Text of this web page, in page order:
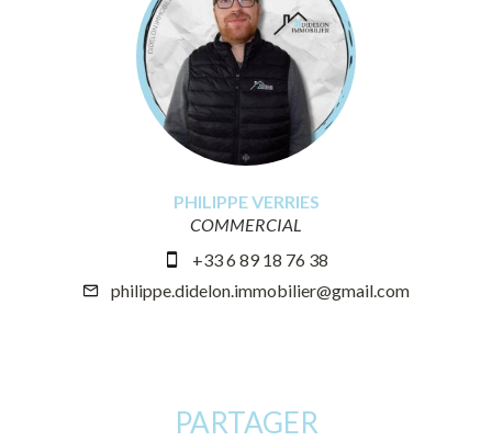
PHILIPPE VERRIES
COMMERCIAL
+33 6 89 18 76 38
philippe.didelon.immobilier@gmail.com
PARTAGER